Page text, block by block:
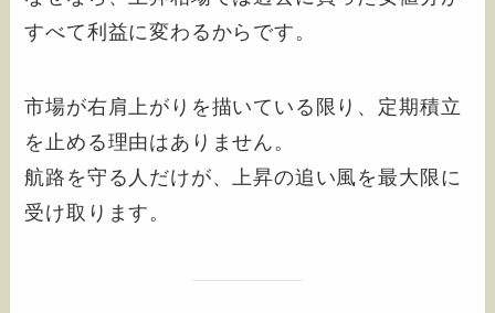
すべて利益に変わるからです。
市場が右肩上がりを描いている限り、定期積立
を止める理由はありません。
航路を守る人だけが、上昇の追い風を最大限に
受け取ります。